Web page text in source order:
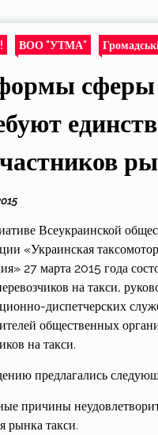
ВОО "УТМА"
сферы
Всеукраинской
«Украинская
27 марта 2015 года
на такси,
диспетчерских
общественных
на такси.
предлагались
причины
рынка такси.